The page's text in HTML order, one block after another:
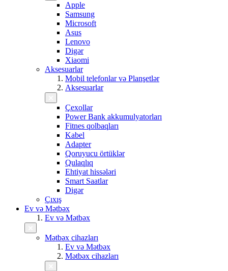
Apple
Samsung
Microsoft
Asus
Lenovo
Digər
Xiaomi
Aksesuarlar
Mobil telefonlar və Planşetlər
Aksesuarlar
Çexollar
Power Bank akkumulyatorları
Fitnes qolbaqları
Kabel
Adapter
Qoruyucu örtüklər
Qulaqlıq
Ehtiyat hissələri
Smart Saatlar
Digər
Çıxış
Ev və Mətbəx
Ev və Mətbəx
Mətbəx cihazları
Ev və Mətbəx
Mətbəx cihazları